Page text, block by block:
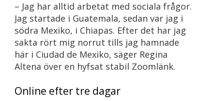
– Jag har alltid arbetat med sociala frågor.
Jag startade i Guatemala, sedan var jag i
södra Mexiko, i Chiapas. Efter det har jag
sakta rört mig norrut tills jag hamnade
här i Ciudad de Mexiko, säger Regina
Altena över en hyfsat stabil Zoomlänk.
Online efter tre dagar